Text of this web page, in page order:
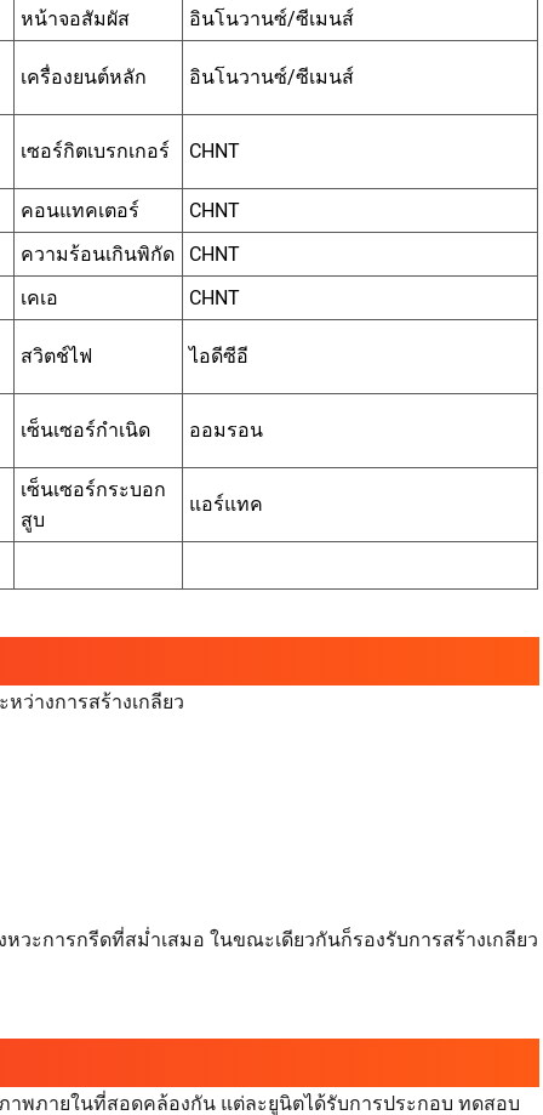
หน้าจอสัมผัส
อินโนวานซ์/ซีเมนส์
เครื่องยนต์หลัก อินโนวานซ์/ซีเมนส์
เซอร์กิตเบรกเกอร์ CHNT
คอนแทคเตอร์
CHNT
ความร้อนเกินพิกัด CHNT
เคเอ
CHNT
สวิตช์ไฟ ไอดีซีอี
เซ็นเซอร์กำเนิด ออมรอน
เซ็นเซอร์กระบอก
สูบ
แอร์แทค
ว่างการสร้างเกลียว
ะการกรีดที่สม่ำเสมอ ในขณะเดียวกันก็รองรับการสร้างเกลียว
าพภายในที่สอดคล้องกัน แต่ละยูนิตได้รับการประกอบ ทดสอบ